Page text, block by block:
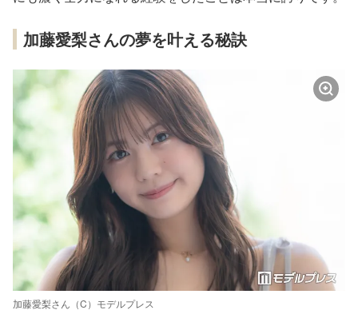
加藤愛梨さんの夢を叶える秘訣
加藤愛梨さん（C）モデルプレス